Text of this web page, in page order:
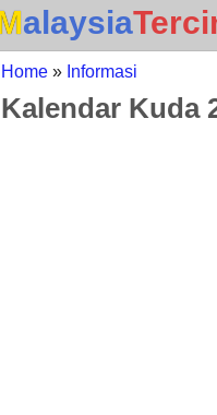
Malaysia
Home » Informasi
Kalendar Kuda